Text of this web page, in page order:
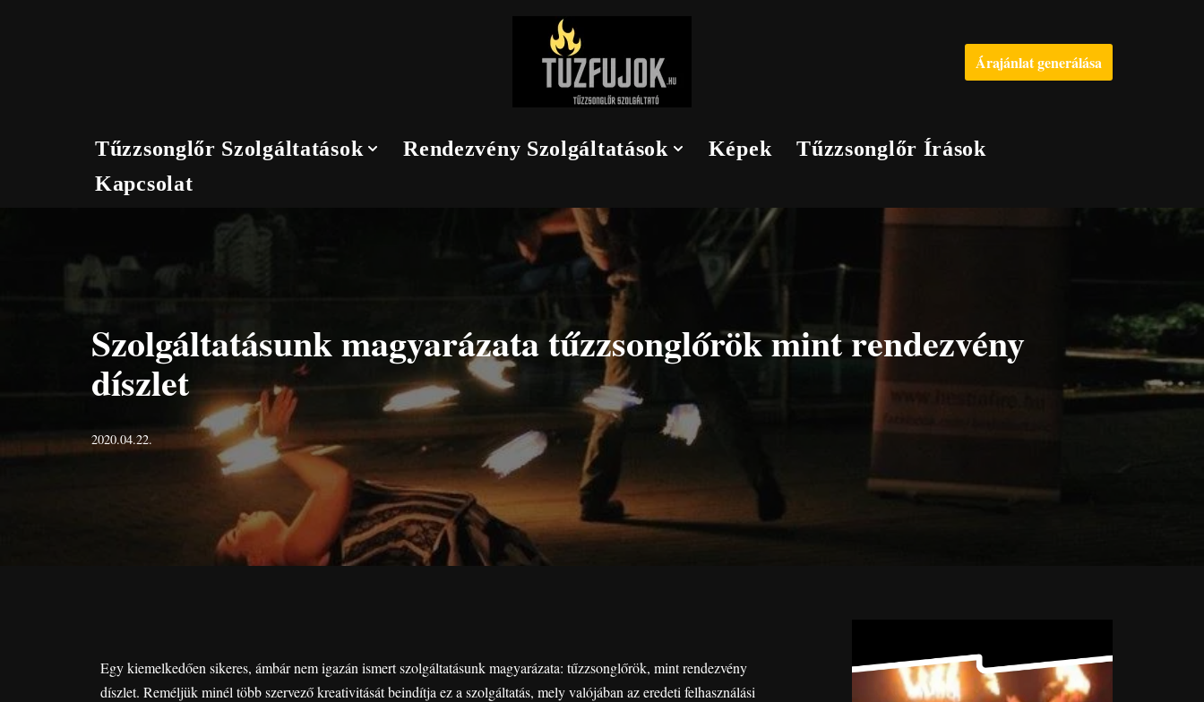
Árajánlat generálása
Tűzzsonglőr Szolgáltatások Rendezvény Szolgáltatások Képek
Tűzzsonglőr Írások
Kapcsolat
Szolgáltatásunk magyarázata tűzzsonglőrök mint rendezvény
díszlet
2020.04.22.
Egy kiemelkedően sikeres, ámbár nem igazán ismert szolgáltatásunk magyarázata: tűzzsonglőrök, mint rendezvény
díszlet. Reméljük minél több szervező kreativitását beindítja ez a szolgáltatás, mely valójában az eredeti felhasználási